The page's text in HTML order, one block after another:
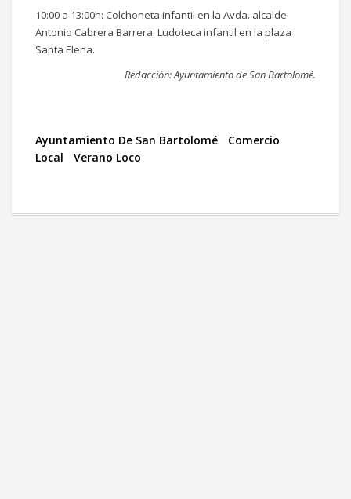
10:00 a 13:00h: Colchoneta infantil en la Avda. alcalde
Antonio Cabrera Barrera. Ludoteca infantil en la plaza
Santa Elena.
Redacción: Ayuntamiento de San Bartolomé.
Ayuntamiento De San Bartolomé
Comercio
Local
Verano Loco